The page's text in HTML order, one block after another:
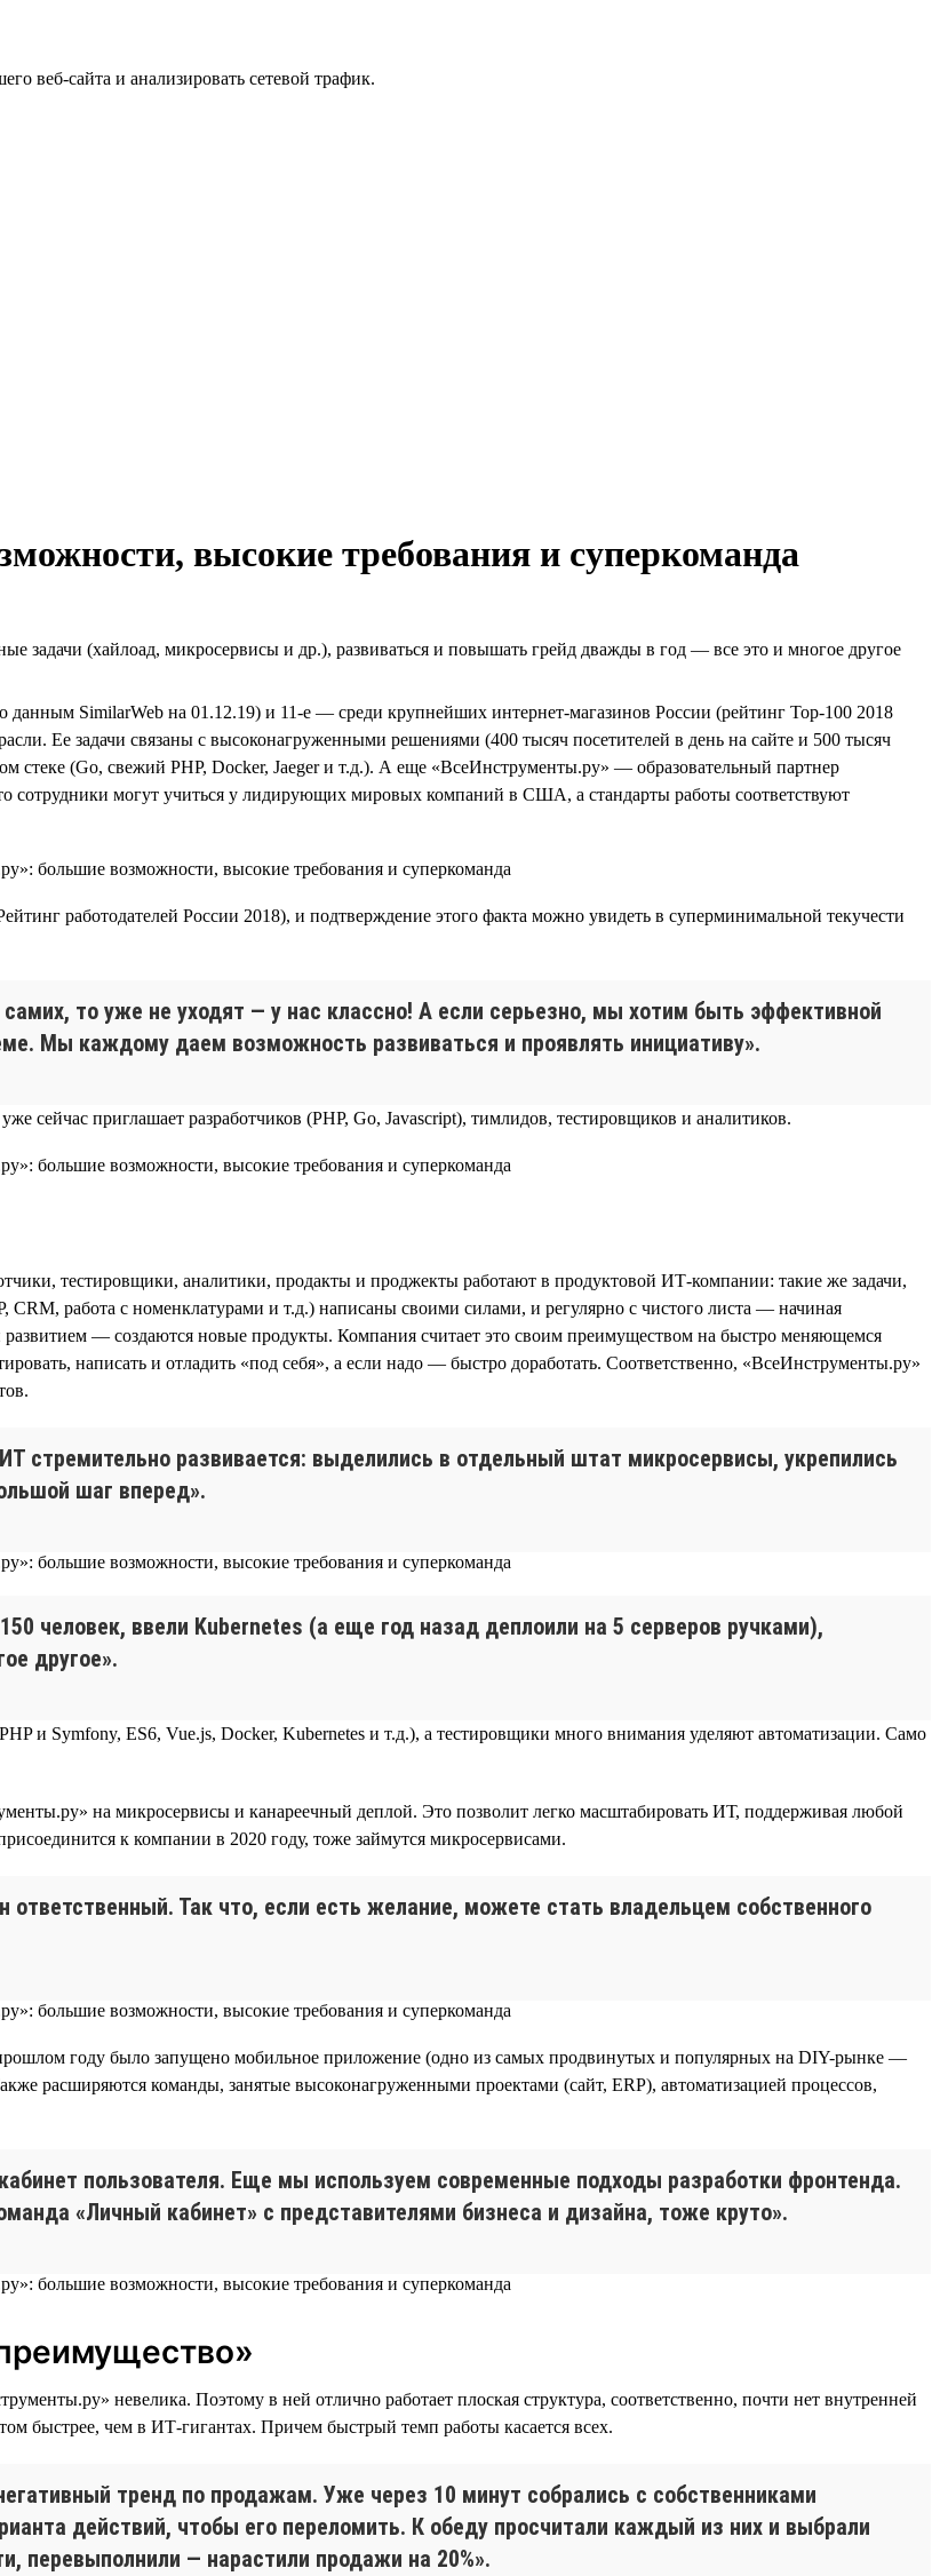
веб-сайта и анализировать сетевой трафик.
высокие требования и суперкоманда
задачи (хайлоад, микросервисы и др.), развиваться и повышать грейд дважды в год — все это и многое другое
SimilarWeb на 01.12.19) и 11-е — среди крупнейших интернет-магазинов России (рейтинг Top-100 2018
Ее задачи связаны с высоконагруженными решениями (400 тысяч посетителей в день на сайте и 500 тысяч
стеке (Go, свежий PHP, Docker, Jaeger и т.д.). А еще «ВсеИнструменты.ру» — образовательный партнер
сотрудники могут учиться у лидирующих мировых компаний в США, а стандарты работы соответствуют
работодателей России 2018), и подтверждение этого факта можно увидеть в суперминимальной текучести
то уже не уходят — у нас классно! А если серьезно, мы хотим быть эффективной
Мы каждому даем возможность развиваться и проявлять инициативу».
сейчас приглашает разработчиков (PHP, Go, Javascript), тимлидов, тестировщиков и аналитиков.
тестировщики, аналитики, продакты и проджекты работают в продуктовой ИТ-компании: такие же задачи,
работа с номенклатурами и т.д.) написаны своими силами, и регулярно с чистого листа — начиная
развитием — создаются новые продукты. Компания считает это своим преимуществом на быстро меняющемся
написать и отладить «под себя», а если надо — быстро доработать. Соответственно, «ВсеИнструменты.ру»
стремительно развивается: выделились в отдельный штат микросервисы, укрепились
шаг вперед».
человек, ввели Kubernetes (а еще год назад деплоили на 5 серверов ручками),
другое».
и Symfony, ES6, Vue.js, Docker, Kubernetes и т.д.), а тестировщики много внимания уделяют автоматизации. Само
на микросервисы и канареечный деплой. Это позволит легко масштабировать ИТ, поддерживая любой
к компании в 2020 году, тоже займутся микросервисами.
ответственный. Так что, если есть желание, можете стать владельцем собственного
году было запущено мобильное приложение (одно из самых продвинутых и популярных на DIY-рынке —
расширяются команды, занятые высоконагруженными проектами (сайт, ERP), автоматизацией процессов,
пользователя. Еще мы используем современные подходы разработки фронтенда.
«Личный кабинет» с представителями бизнеса и дизайна, тоже круто».
невелика. Поэтому в ней отлично работает плоская структура, соответственно, почти нет внутренней
быстрее, чем в ИТ-гигантах. Причем быстрый темп работы касается всех.
тренд по продажам. Уже через 10 минут собрались с собственниками
действий, чтобы его переломить. К обеду просчитали каждый из них и выбрали
перевыполнили — нарастили продажи на 20%».